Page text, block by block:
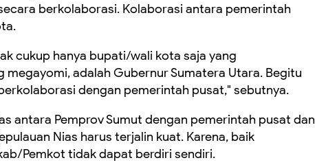
berkolaborasi. Kolaborasi antara pemerintah
cukup hanya bupati/wali kota saja yang
megayomi, adalah Gubernur Sumatera Utara. Begitu
dengan pemerintah pusat," sebutnya.
antara Pemprov Sumut dengan pemerintah pusat dan
Nias harus terjalin kuat. Karena, baik
Pemkot tidak dapat berdiri sendiri.